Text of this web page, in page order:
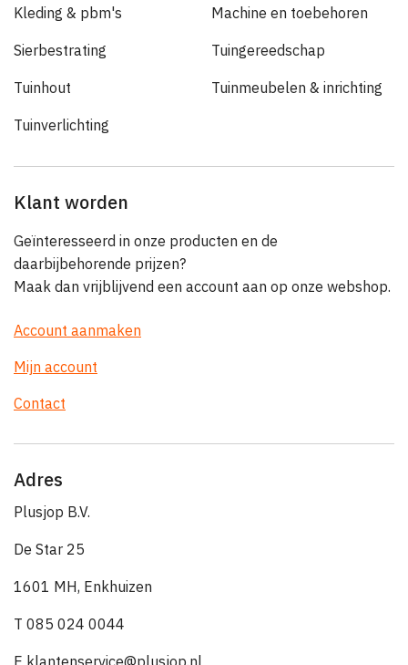
Kleding & pbm's Machine en toebehoren
Sierbestrating Tuingereedschap
Tuinhout Tuinmeubelen & inrichting
Tuinverlichting
Klant worden
Geïnteresseerd in onze producten en de
daarbijbehorende prijzen?
Maak dan vrijblijvend een account aan op onze webshop.
Account aanmaken
Mijn account
Contact
Adres
Plusjop B.V.
De Star 25
1601 MH, Enkhuizen
T 085 024 0044